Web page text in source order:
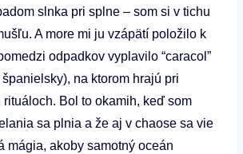
slnka pri splne – som si v tichu
A more mi ju vzápätí položilo k
odpadkov vyplavilo “caracol”
na ktorom hrajú pri
rituáloch. Bol to okamih, keď som
sa plnia a že aj v chaose sa vie
mágia, akoby samotný oceán